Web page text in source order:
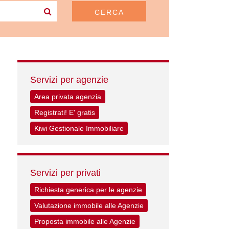
CERCA
Servizi per agenzie
Area privata agenzia
Registrati! E' gratis
Kiwi Gestionale Immobiliare
Servizi per privati
Richiesta generica per le agenzie
Valutazione immobile alle Agenzie
Proposta immobile alle Agenzie